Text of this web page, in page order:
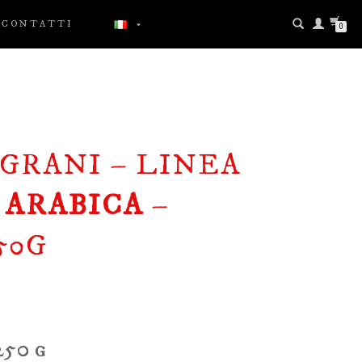
CONTATTI 0
– LINEA
ARABICA –
g